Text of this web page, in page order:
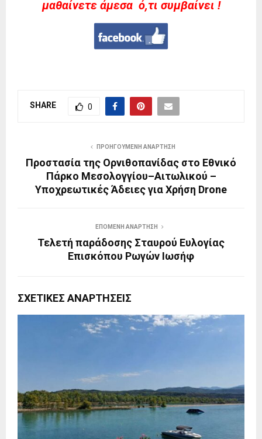
μαθαίνετε άμεσα ό,τι συμβαίνει !
SHARE 0
ΠΡΟΗΓΟΎΜΕΝΗ ΑΝΆΡΤΗΣΗ
Προστασία της Ορνιθοπανίδας στο Εθνικό
Πάρκο Μεσολογγίου–Αιτωλικού –
Υποχρεωτικές Άδειες για Χρήση Drone
ΕΠΌΜΕΝΗ ΑΝΆΡΤΗΣΗ
Τελετή παράδοσης Σταυρού Ευλογίας
Επισκόπου Ρωγών Ιωσήφ
ΣΧΕΤΙΚΈΣ ΑΝΑΡΤΉΣΕΙΣ